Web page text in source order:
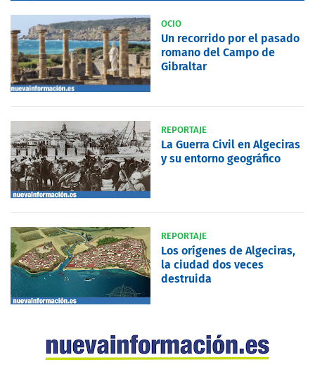
OCIO
Un recorrido por el pasado
romano del Campo de
Gibraltar
REPORTAJE
La Guerra Civil en Algeciras
y su entorno geográfico
REPORTAJE
Los orígenes de Algeciras,
la ciudad dos veces
destruida